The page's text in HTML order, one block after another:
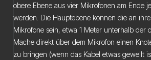
obere Ebene aus vier Mikrofonen am Ende
werden. Die Hauptebene können die an
Mikrofone sein, etwa 1 Meter unterhalb der
Mache direkt über dem Mikrofon einen
zu bringen (wenn das Kabel etwas gewellt